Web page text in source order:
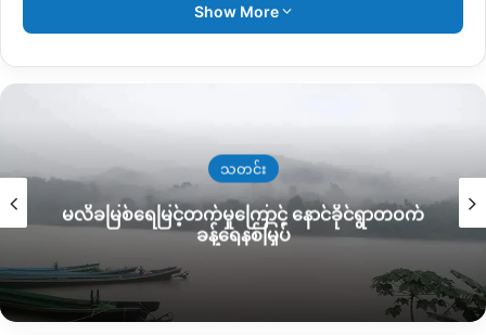
ပျောက်ဆုံးနေဆဲဖြစ်သည့် ဦးအင်ဗွေဘရန် နှင့် မောင်ရိန်အောင်
ပြင်ရန် စက်ပစ္စည်းအချို့သွားဝယ်စဉ် ဖမ်းဆီးခံလိုက်ရခြင်း
လဝါးဒေသခံ ၂ ဦးပျောက်ဆုံးနေသည့် ကစ္စနှင့်ပတ်သက်ပြီး ဆက်
သွယ်စုံးစပ်မေးမြန်းချက်အရ စစ်ကောင်စီဘက်က ဖမ်းဆီးထားခြင်း
ဖြစ်နိုင်သည်ဟု နောက်ထပ်ဒေသခံတစ်ဦးက ယခုလိုပြောသည်။
“အခုစုံစမ်းကြည့်ရသလောက် စစ်တပ်ကနေ ဖမ်းသွားတာက
သေချာတယ်။ ဒီဘက်
ဘက်ကနေ ဖမ်းထားတယ်ဆိုရင် ပြန်မ
လွတ်ရင်တောင် ကျနောတို့ဆီမှာ သတင်းရမှာပဲလေ။ အခုက
Show More
သတင်း
မလိခမြစ်ရေမြင့်တက်မှုကြောင့် နောင်ခိုင်ရွာတဝက်
ခန့်ရေနစ်မြှပ်